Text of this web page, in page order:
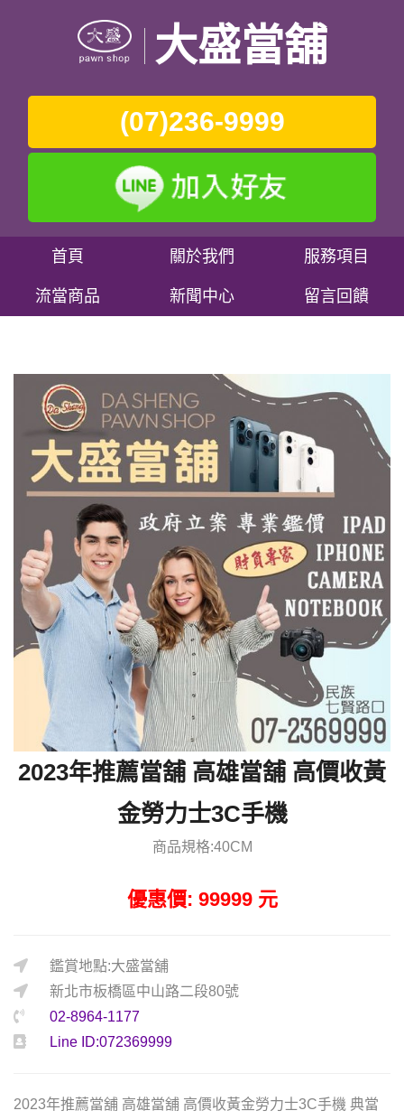
大盛當舖
(07)236-9999
首頁 關於我們 服務項目
流當商品 新聞中心 留言回饋
2023年推薦當舖 高雄當舖 高價收黃
金勞力士3C手機
商品規格:40CM
優惠價: 99999 元
鑑賞地點:大盛當舖
新北市板橋區中山路二段80號
02-8964-1177
Line ID:072369999
2023年推薦當舖 高雄當舖 高價收黃金勞力士3C手機 典當